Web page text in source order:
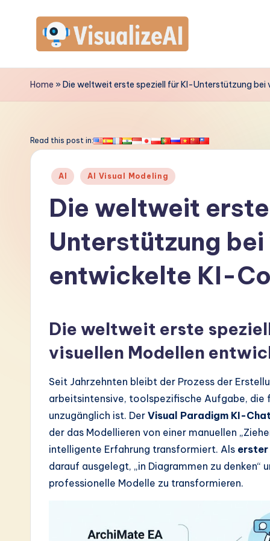
contentV
is
a
Home »Die weltweit erste speziell für KI-Unterstützung
Read this post in:
Posted
AI AI Visual Modeling
Die weltweit
Unterstützung
entwickelte KI-
Die weltweit erste
visuellen Modellen
Seit Jahrzehnten bleibt der Prozess der
arbeitsintensive, toolspezifische Aufgabe, die
unzugänglich ist. Der Visual Paradigm KI-
der das Modellieren von einer manuellen
intelligente Erfahrung transformiert. Als
darauf ausgelegt, „in Diagrammen zu
professionelle Modelle zu transformieren.